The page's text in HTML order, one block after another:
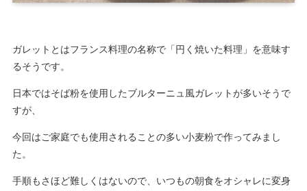
ガレットとはフランス料理の名称で「円く焼いた料理」を意味す
るそうです。
日本ではそば粉を使用したブルターニュ風ガレットが多いそうで
すが、
今回はご家庭でも使用されることの多い小麦粉で作ってみまし
た。
手順もさほど難しくはないので、いつもの朝食をオシャレに変身